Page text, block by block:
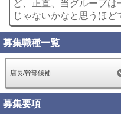
ど、正直、当グループ
じゃないかなと思うほど
募集職種一覧
店長/幹部候補
募集要項